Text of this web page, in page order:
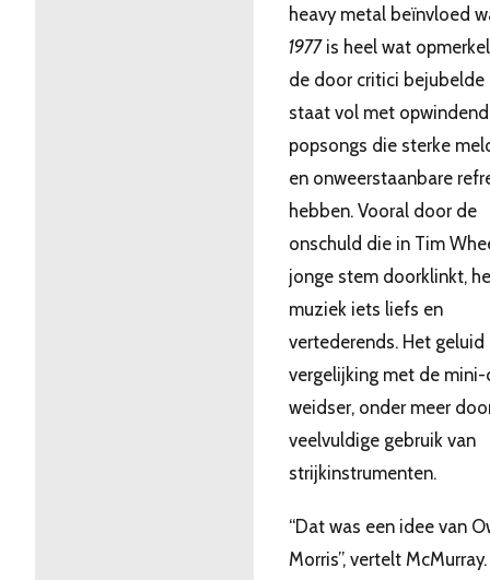
heavy metal beïnvloed
1977is heel wat
de door critici bejubelde
staat vol met
popsongs die sterke
en onweerstaanbare
hebben. Vooral door de
onschuld die in Tim
jonge stem doorklinkt,
muziek iets liefs en
vertederends. Het geluid
vergelijking met de mini-
weidser, onder meer
veelvuldige gebruik van
strijkinstrumenten.
“Dat was een idee van
Morris”, vertelt